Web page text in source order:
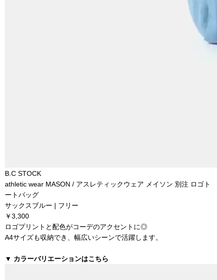
B.C STOCK
athletic wear MASON / アスレティックウェア メイソン 別注 ロゴト
ートバッグ
サックスブルー | フリー
￥3,300
ロゴプリントと配色がコーデのアクセントに◎
A4サイズも収納でき、幅広いシーンで活躍します。
▼ カラーバリエーションはこちら